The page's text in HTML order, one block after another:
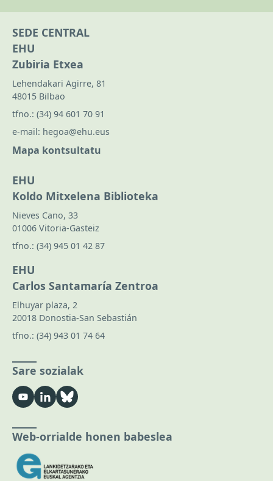
SEDE CENTRAL
EHU
Zubiria Etxea
Lehendakari Agirre, 81
48015 Bilbao
tfno.: (34) 94 601 70 91
e-mail: hegoa@ehu.eus
Mapa kontsultatu
EHU
Koldo Mitxelena Biblioteka
Nieves Cano, 33
01006 Vitoria-Gasteiz
tfno.: (34) 945 01 42 87
EHU
Carlos Santamaría Zentroa
Elhuyar plaza, 2
20018 Donostia-San Sebastián
tfno.: (34) 943 01 74 64
Sare sozialak
Web-orrialde honen babeslea